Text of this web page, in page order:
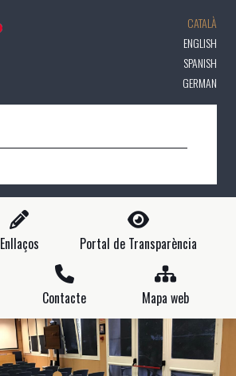
CATALÀ
ENGLISH
SPANISH
GERMAN
Enllaços
Portal de Transparència
Contacte
Mapa web